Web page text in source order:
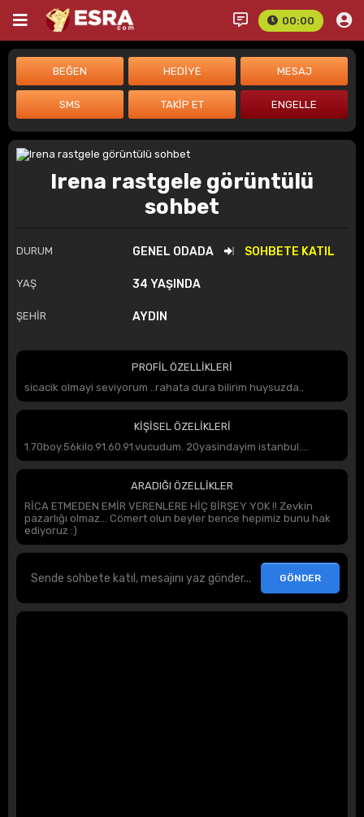
00:00
Irena rastgele görüntülü
sohbet
DURUM GENEL ODADA SOHBETE KATIL
YAŞ 34 YAŞINDA
ŞEHİR AYDIN
PROFİL ÖZELLİKLERİ
sicacik olmayi seviyorum ..rahata dura bilirim huysuzda..
KİŞİSEL ÖZELİKLERİ
1.70boy.56kilo.91.60.91.vucudum. 20yasindayim istanbul....
ARADIĞI ÖZELLİKLER
RİCA ETMEDEN EMİR VERENLERE HİÇ BİRŞEY YOK !! Zevkin
pazarlığı olmaz... Cömert olun beyler bence hepimiz bunu hak
ediyoruz :)